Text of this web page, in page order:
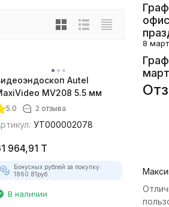
Autel
MV208 5.5 мм
5.0 2 отзыва
УТ000002078
964,91 T
Бонусных рублей за покупку:
1860.81руб.
В наличии
8